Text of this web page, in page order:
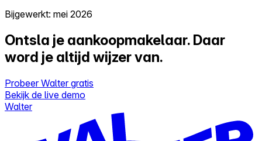
Bijgewerkt: mei 2026
Ontsla je aankoopmakelaar. Daar
word je altijd wijzer van.
Probeer Walter gratis
Bekijk de live demo
Walter